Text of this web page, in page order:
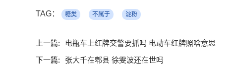
TAG： 糖类 不属于 淀粉
上一篇:
电瓶车上红牌交警要抓吗 电动车红牌照啥意思
下一篇:
张大千在郫县 徐雯波还在世吗